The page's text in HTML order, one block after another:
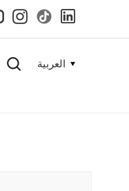
العربية